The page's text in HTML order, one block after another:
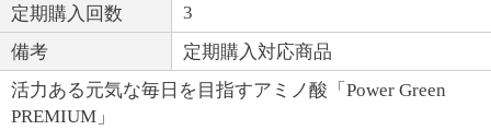
定期購入回数
3
備考
定期購入対応商品
活力ある元気な毎日を目指すアミノ酸「Power Green
PREMIUM」